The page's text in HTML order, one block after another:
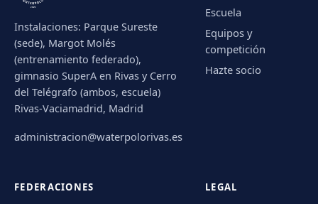
Instalaciones: Parque Sureste
(sede), Margot Molés
(entrenamiento federado),
gimnasio SuperA en Rivas y Cerro
del Telégrafo (ambos, escuela)
Rivas-Vaciamadrid, Madrid
administracion@waterpolorivas.es
Escuela
Equipos y
competición
Hazte socio
FEDERACIONES LEGAL